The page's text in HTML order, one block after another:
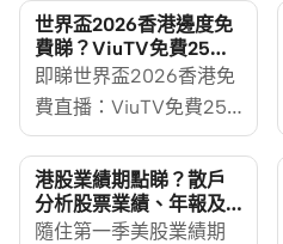
世界盃2026香港邊度免
費睇？ViuTV免費25場
＋八強決賽賽程時間表
【持續更新】
即睇世界盃2026香港免
費直播：ViuTV免費25
場、Now TV全104場，
附八強對陣、決賽香港
時間及商場睇波地點。
2026世界盃正踏入小組
港股業績期點睇？散戶
分析股票業績、年報及
財務報表入門
隨住第一季美股業績期